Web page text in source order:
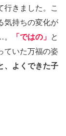
行きました。こ
気持ちの変化が
「ではの」 と
ていた万福の姿
、よくできた子